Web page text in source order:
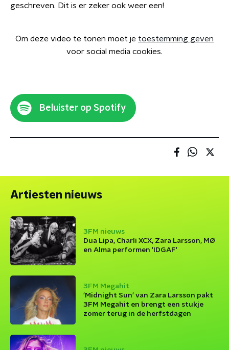
geschreven. Dit is er zeker ook weer een!
Om deze video te tonen moet je toestemming geven
voor social media cookies.
Beluister op Spotify
Artiesten nieuws
3FM nieuws
Dua Lipa, Charli XCX, Zara Larsson, MØ
en Alma performen 'IDGAF'
3FM Megahit
'Midnight Sun' van Zara Larsson pakt
3FM Megahit en brengt een stukje
zomer terug in de herfstdagen